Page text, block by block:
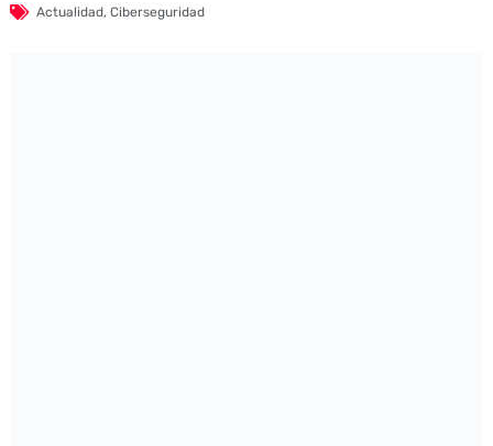
Actualidad, Ciberseguridad